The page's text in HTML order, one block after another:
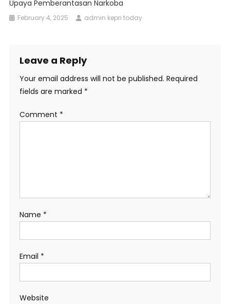
Upaya Pemberantasan Narkoba
February 4, 2025 admin kepri today
Leave a Reply
Your email address will not be published. Required
fields are marked *
Comment *
Name *
Email *
Website